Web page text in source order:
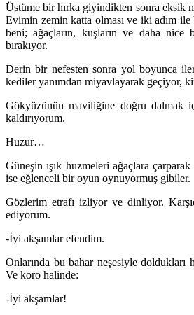
Üstüme bir hırka giyindikten sonra eksik
Evimin zemin katta olması ve iki adım ile
beni; ağaçların, kuşların ve daha nice
bırakıyor.
Derin bir nefesten sonra yol boyunca
kediler yanımdan miyavlayarak geçiyor,
Gökyüzünün maviliğine doğru dalmak
kaldırıyorum.
Huzur…
Güneşin ışık huzmeleri ağaçlara
ise eğlenceli bir oyun oynuyormuş gibiler.
Gözlerim etrafı izliyor ve dinliyor.
ediyorum.
-İyi akşamlar efendim.
Onlarında bu bahar neşesiyle doldukları
Ve koro halinde:
-İyi akşamlar!